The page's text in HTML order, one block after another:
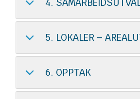
4.
5. LOKALER –
6. OPPTAK